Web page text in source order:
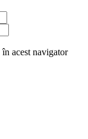
acest navigator